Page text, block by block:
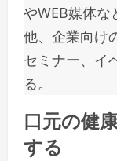
やWEB媒体な
他、企業向け
セミナー、イ
る。
口元の健
する